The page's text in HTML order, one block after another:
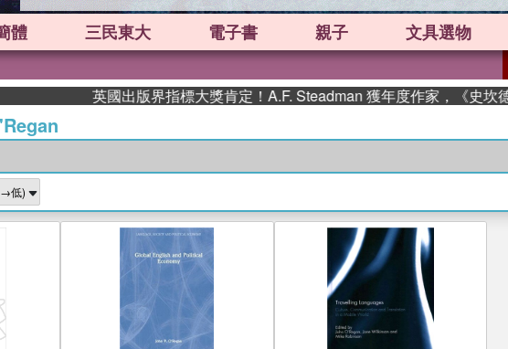
體 三民東大 電子書 親子 文具選物
英國出版界指標大獎肯定！A.F. Steadman 獲年度作家，《史坎德